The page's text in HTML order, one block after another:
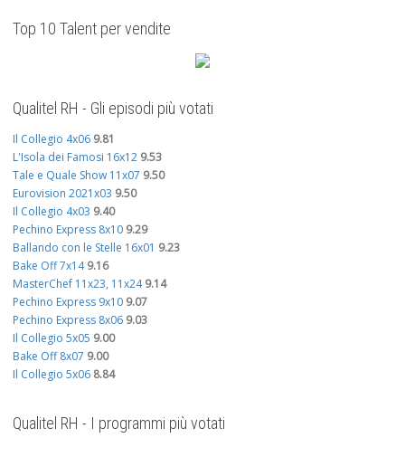
Top 10 Talent per vendite
Qualitel RH - Gli episodi più votati
Il Collegio 4x06 9.81
L'Isola dei Famosi 16x12 9.53
Tale e Quale Show 11x07 9.50
Eurovision 2021x03 9.50
Il Collegio 4x03 9.40
Pechino Express 8x10 9.29
Ballando con le Stelle 16x01 9.23
Bake Off 7x14 9.16
MasterChef 11x23, 11x24 9.14
Pechino Express 9x10 9.07
Pechino Express 8x06 9.03
Il Collegio 5x05 9.00
Bake Off 8x07 9.00
Il Collegio 5x06 8.84
Qualitel RH - I programmi più votati